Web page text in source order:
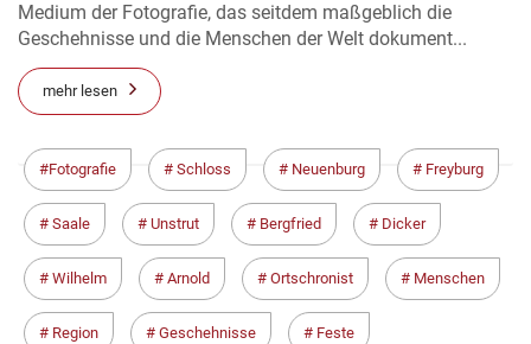
Medium der Fotografie, das seitdem maßgeblich die
Geschehnisse und die Menschen der Welt dokument...
mehr lesen
Fotografie Schloss Neuenburg Freyburg
Saale Unstrut Bergfried Dicker
Wilhelm Arnold Ortschronist Menschen
Region Geschehnisse Feste